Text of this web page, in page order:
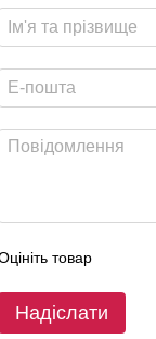
товар
Надіслати